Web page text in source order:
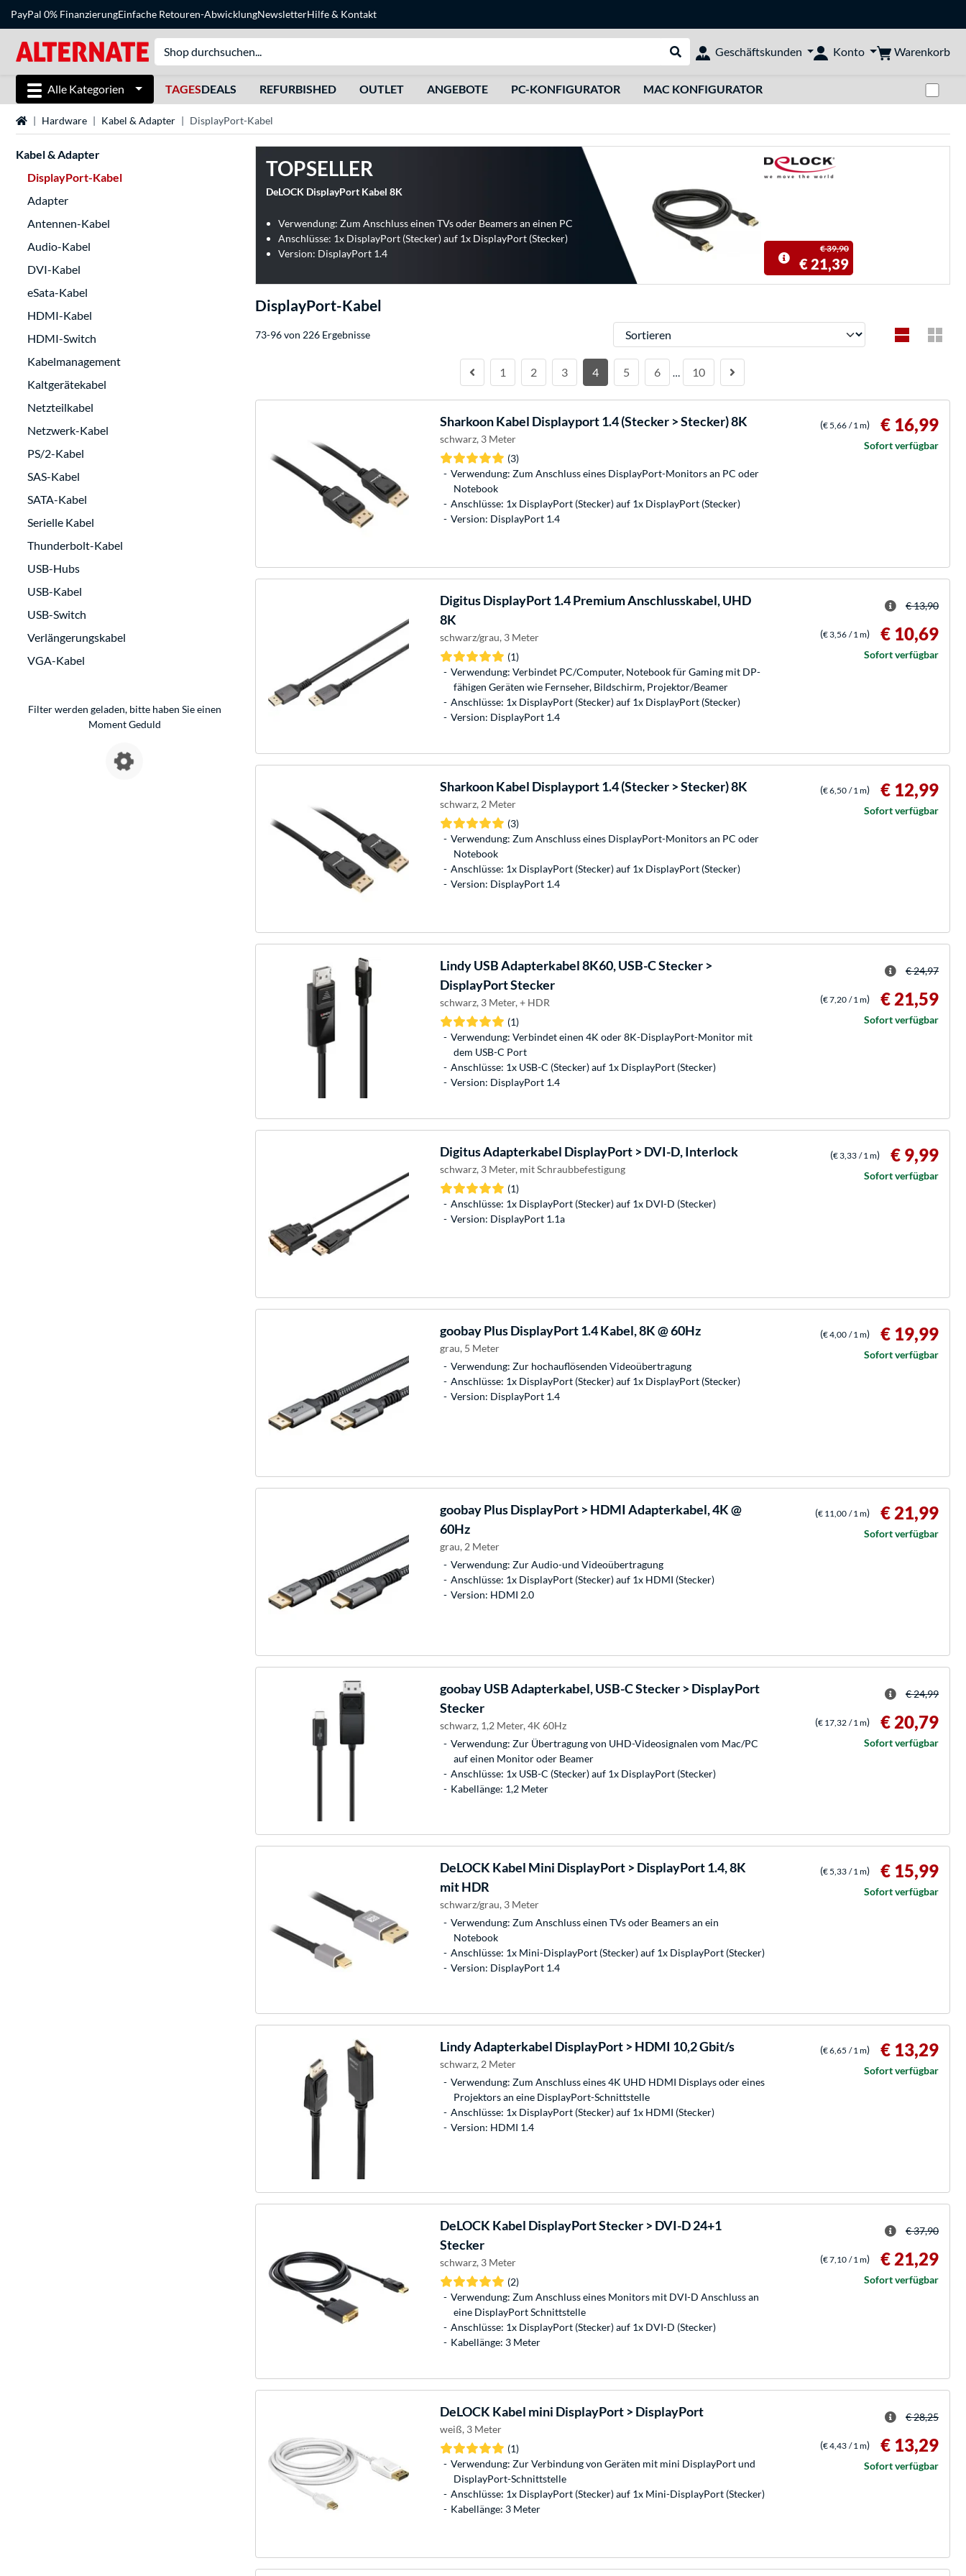
PayPal 0% FinanzierungEinfache Retouren-AbwicklungNewsletterHilfe& Kontakt
Suche durchführen
Geschäftskunden Konto Warenkorb
Alle Kategorien TAGESDEALS REFURBISHED OUTLET ANGEBOTE PC-KONFIGURATOR MAC KONFIGURATOR
StartseiteHardware Kabel & Adapter DisplayPort-Kabel
Kabel & Adapter
DisplayPort-Kabel
Adapter
Antennen-Kabel
Audio-Kabel
DVI-Kabel
eSata-Kabel
HDMI-Kabel
HDMI-Switch
Kabelmanagement
Kaltgerätekabel
Netzteilkabel
Netzwerk-Kabel
PS/2-Kabel
SAS-Kabel
SATA-Kabel
Serielle Kabel
Thunderbolt-Kabel
USB-Hubs
USB-Kabel
USB-Switch
Verlängerungskabel
VGA-Kabel
Filter werden geladen, bitte haben Sie einen
Moment Geduld
TOPSELLER
DeLOCK DisplayPort Kabel 8K
Verwendung: Zum Anschluss einen TVs oder Beamers an einen PC
Anschlüsse: 1x DisplayPort (Stecker) auf 1x DisplayPort (Stecker)
Version: DisplayPort 1.4
€ 39,90
€ 21,39
DisplayPort-Kabel
73-96 von 226 Ergebnisse Sortieren
1 2 3 4 5 6 … 10
SharkoonKabel Displayport 1.4 (Stecker > Stecker) 8K
schwarz, 3 Meter
(3)
Verwendung: Zum Anschluss eines DisplayPort-Monitors an PC oder
Notebook
Anschlüsse: 1x DisplayPort (Stecker) auf 1x DisplayPort (Stecker)
Version: DisplayPort 1.4
(€ 5,66 / 1 m) € 16,99
Sofort verfügbar
DigitusDisplayPort 1.4 Premium Anschlusskabel, UHD
8K
schwarz/grau, 3 Meter
(1)
Verwendung: Verbindet PC/Computer, Notebook für Gaming mit DP-
fähigen Geräten wie Fernseher, Bildschirm, Projektor/Beamer
Anschlüsse: 1x DisplayPort (Stecker) auf 1x DisplayPort (Stecker)
Version: DisplayPort 1.4
€ 13,90
(€ 3,56 / 1 m) € 10,69
Sofort verfügbar
SharkoonKabel Displayport 1.4 (Stecker > Stecker) 8K
schwarz, 2 Meter
(3)
Verwendung: Zum Anschluss eines DisplayPort-Monitors an PC oder
Notebook
Anschlüsse: 1x DisplayPort (Stecker) auf 1x DisplayPort (Stecker)
Version: DisplayPort 1.4
(€ 6,50 / 1 m) € 12,99
Sofort verfügbar
LindyUSB Adapterkabel 8K60, USB-C Stecker >
DisplayPort Stecker
schwarz, 3 Meter, + HDR
(1)
Verwendung: Verbindet einen 4K oder 8K-DisplayPort-Monitor mit
dem USB-C Port
Anschlüsse: 1x USB-C (Stecker) auf 1x DisplayPort (Stecker)
Version: DisplayPort 1.4
€ 24,97
(€ 7,20 / 1 m) € 21,59
Sofort verfügbar
DigitusAdapterkabel DisplayPort > DVI-D, Interlock
schwarz, 3 Meter, mit Schraubbefestigung
(1)
Anschlüsse: 1x DisplayPort (Stecker) auf 1x DVI-D (Stecker)
Version: DisplayPort 1.1a
(€ 3,33 / 1 m) € 9,99
Sofort verfügbar
goobayPlus DisplayPort 1.4 Kabel, 8K @ 60Hz
grau, 5 Meter
Verwendung: Zur hochauflösenden Videoübertragung
Anschlüsse: 1x DisplayPort (Stecker) auf 1x DisplayPort (Stecker)
Version: DisplayPort 1.4
(€ 4,00 / 1 m) € 19,99
Sofort verfügbar
goobayPlus DisplayPort > HDMI Adapterkabel, 4K @
60Hz
grau, 2 Meter
Verwendung: Zur Audio-und Videoübertragung
Anschlüsse: 1x DisplayPort (Stecker) auf 1x HDMI (Stecker)
Version: HDMI 2.0
(€ 11,00 / 1 m) € 21,99
Sofort verfügbar
goobayUSB Adapterkabel, USB-C Stecker > DisplayPort
Stecker
schwarz, 1,2 Meter, 4K 60Hz
Verwendung: Zur Übertragung von UHD-Videosignalen vom Mac/PC
auf einen Monitor oder Beamer
Anschlüsse: 1x USB-C (Stecker) auf 1x DisplayPort (Stecker)
Kabellänge: 1,2 Meter
€ 24,99
(€ 17,32 / 1 m) € 20,79
Sofort verfügbar
DeLOCK Kabel Mini DisplayPort > DisplayPort 1.4, 8K
mit HDR
schwarz/grau, 3 Meter
Verwendung: Zum Anschluss einen TVs oder Beamers an ein
Notebook
Anschlüsse: 1x Mini-DisplayPort (Stecker) auf 1x DisplayPort (Stecker)
Version: DisplayPort 1.4
(€ 5,33 / 1 m) € 15,99
Sofort verfügbar
LindyAdapterkabel DisplayPort > HDMI 10,2 Gbit/s
schwarz, 2 Meter
Verwendung: Zum Anschluss eines 4K UHD HDMI Displays oder eines
Projektors an eine DisplayPort-Schnittstelle
Anschlüsse: 1x DisplayPort (Stecker) auf 1x HDMI (Stecker)
Version: HDMI 1.4
(€ 6,65 / 1 m) € 13,29
Sofort verfügbar
DeLOCK Kabel DisplayPort Stecker > DVI-D 24+1
Stecker
schwarz, 3 Meter
(2)
Verwendung: Zum Anschluss eines Monitors mit DVI-D Anschluss an
eine DisplayPort Schnittstelle
Anschlüsse: 1x DisplayPort (Stecker) auf 1x DVI-D (Stecker)
Kabellänge: 3 Meter
€ 37,90
(€ 7,10 / 1 m) € 21,29
Sofort verfügbar
DeLOCK Kabel mini DisplayPort > DisplayPort
weiß, 3 Meter
(1)
Verwendung: Zur Verbindung von Geräten mit mini DisplayPort und
DisplayPort-Schnittstelle
Anschlüsse: 1x DisplayPort (Stecker) auf 1x Mini-DisplayPort (Stecker)
Kabellänge: 3 Meter
€ 28,25
(€ 4,43 / 1 m) € 13,29
Sofort verfügbar